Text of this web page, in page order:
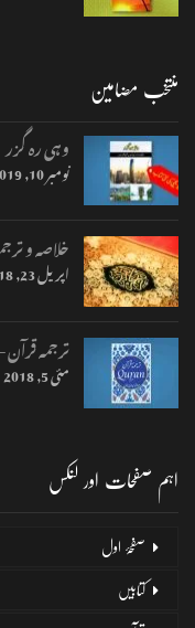
منتخب مضامین
وہی رہ گزر
نومبر 10, 2019
خلاصہ و
اپریل 23, 2018
ترجمہ قرآن
مئی 5, 2018
اہم صفحات اور لنکس
صفحۂ اول
کتابیں